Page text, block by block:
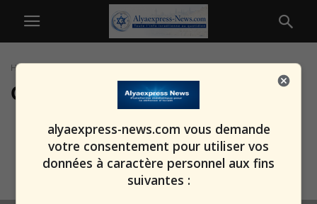
Home
Orot Rabin
Prêts à tous les scénarios :
exercice d’urgence majeur à la...
alxprss_sab 17 février 2026
alyaexpress-news.com vous demande
votre consentement pour utiliser vos
données à caractère personnel aux fins
suivantes :